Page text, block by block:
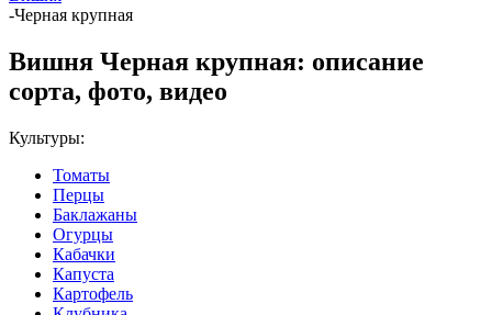
-Черная крупная
Вишня Черная крупная: описание
сорта, фото, видео
Культуры:
Томаты
Перцы
Баклажаны
Огурцы
Кабачки
Капуста
Картофель